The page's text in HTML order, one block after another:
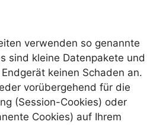
verwenden so genannte
sind kleine Datenpakete und
keinen Schaden an.
vorübergehend für die
(Session-Cookies) oder
Cookies) auf Ihrem